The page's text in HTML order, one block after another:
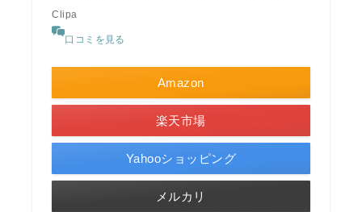
Clipa
口コミを見る
Amazon
楽天市場
Yahooショッピング
メルカリ